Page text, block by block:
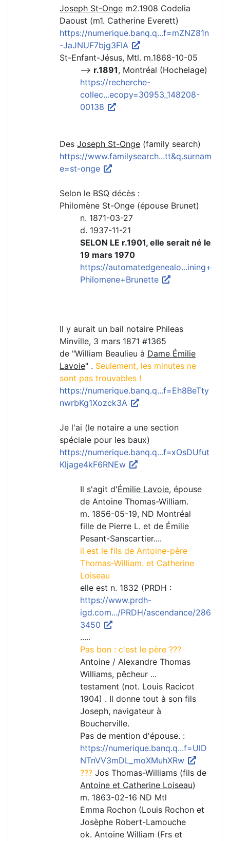
Joseph St-Onge m2.1908 Codelia
Daoust (m1. Catherine Everett)
https://numerique.banq.q...f=mZNZ81n
-JaJNUF7bjg3FIA
St-Enfant-Jésus, Mtl. m.1868-10-05
--> r.1891, Montréal (Hochelage)
https://recherche-
collec...ecopy=30953_148208-
00138
Des Joseph St-Onge (family search)
https://www.familysearch...tt&q.surnam
e=st-onge
Selon le BSQ décès :
Philomène St-Onge (épouse Brunet)
n. 1871-03-27
d. 1937-11-21
SELON LE r.1901, elle serait né le
19 mars 1970
https://automatedgenealo...ining+
Philomene+Brunette
Il y aurait un bail notaire Phileas
Minville, 3 mars 1871 #1365
de "William Beaulieu à Dame Émilie
Lavoie" . Seulement, les minutes ne
sont pas trouvables !
https://numerique.banq.q...f=Eh8BeTty
nwrbKg1Xozck3A
Je l'ai (le notaire a une section
spéciale pour les baux)
https://numerique.banq.q...f=xOsDUfut
Kljage4kF6RNEw
Il s'agit d'Émilie Lavoie, épouse
de Antoine Thomas-William.
m. 1856-05-19, ND Montréal
fille de Pierre L. et de Émilie
Pesant-Sanscartier....
il est le fils de Antoine-père
Thomas-William. et Catherine
Loiseau
elle est n. 1832 (PRDH :
https://www.prdh-
igd.com.../PRDH/ascendance/286
3450
.....
Pas bon : c'est le père ???
Antoine / Alexandre Thomas
Williams, pêcheur ...
testament (not. Louis Racicot
1904) . Il donne tout à son fils
Joseph, navigateur à
Boucherville.
Pas de mention d'épouse. :
https://numerique.banq.q...f=UlD
NTnVV3mDL_moXMuhXRw
??? Jos Thomas-Williams (fils de
Antoine et Catherine Loiseau)
m. 1863-02-16 ND Mtl
Emma Rochon (Louis Rochon et
Josèphe Robert-Lamouche
ok. Antoine William (Frs et